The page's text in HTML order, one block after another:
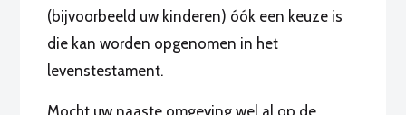
(bijvoorbeeld uw kinderen) óók een keuze is
die kan worden opgenomen in het
levenstestament.